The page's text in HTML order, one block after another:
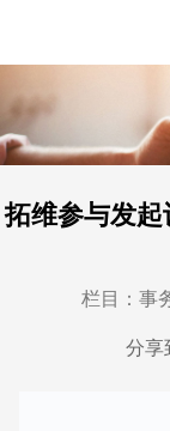
拓维参与发
栏目：事
分享